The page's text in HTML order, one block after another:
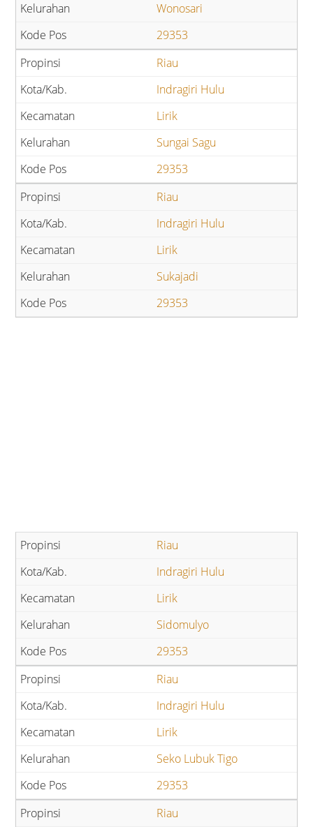
Wonosari
29353
Riau
Indragiri Hulu
Lirik
Sungai Sagu
29353
Riau
Indragiri Hulu
Lirik
Sukajadi
29353
Riau
Indragiri Hulu
Lirik
Sidomulyo
29353
Riau
Indragiri Hulu
Lirik
Seko Lubuk Tigo
29353
Riau